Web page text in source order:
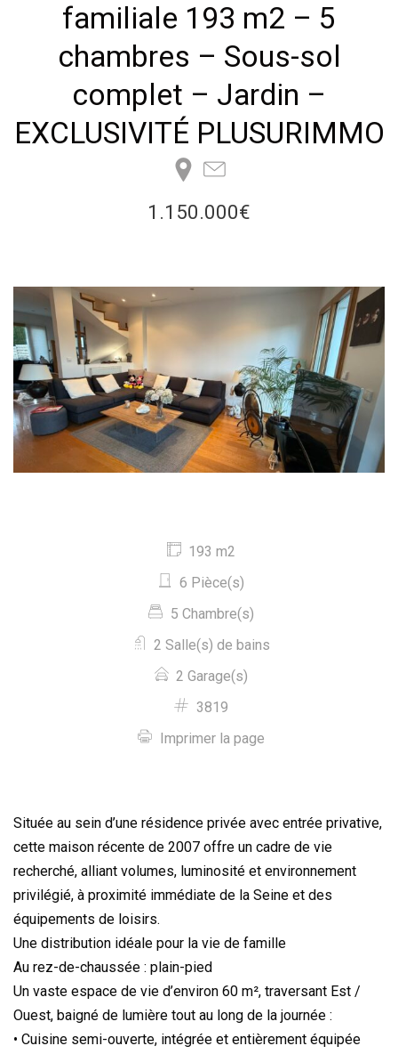
familiale 193 m2 – 5
chambres – Sous-sol
complet – Jardin –
EXCLUSIVITÉ PLUSURIMMO
1.150.000€
193 m2
6 Pièce(s)
5 Chambre(s)
2 Salle(s) de bains
2 Garage(s)
3819
Imprimer la page
Située au sein d’une résidence privée avec entrée privative,
cette maison récente de 2007 offre un cadre de vie
recherché, alliant volumes, luminosité et environnement
privilégié, à proximité immédiate de la Seine et des
équipements de loisirs.
Une distribution idéale pour la vie de famille
Au rez-de-chaussée : plain-pied
Un vaste espace de vie d’environ 60 m², traversant Est /
Ouest, baigné de lumière tout au long de la journée :
• Cuisine semi-ouverte, intégrée et entièrement équipée